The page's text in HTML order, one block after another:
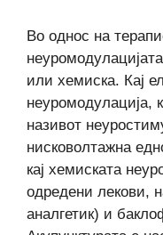
Во однос на
или хемиска. Кај
неуромодулација,
називот
нисковолтажна
кај хемиската
одредени лекови,
аналгетик) и